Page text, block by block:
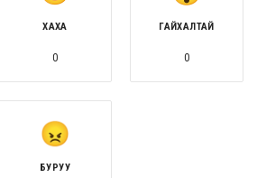
ХАХА
0
ГАЙХАЛТАЙ
0
БУРУУ